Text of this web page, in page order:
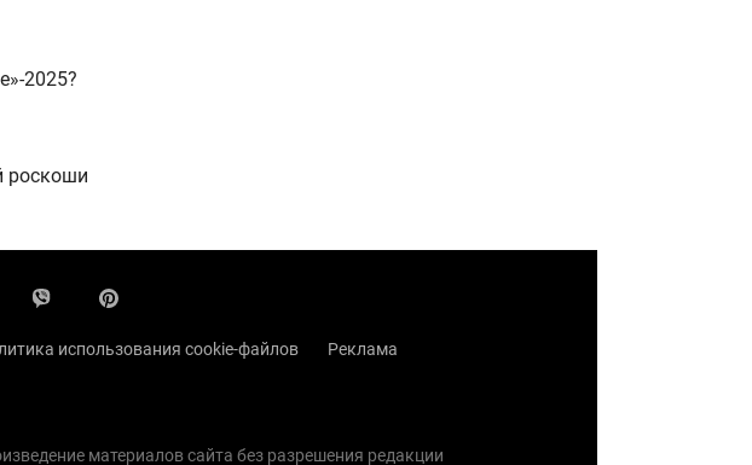
2025?
роскоши
использования cookie-файлов
Реклама
материалов сайта без разрешения редакции